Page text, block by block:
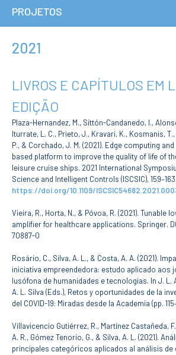
A3ES
Política de
Identidade de
Marca
Protocolos
Recrutamento
Contratação
Pública
Canal de Denúncia
Campus
Notícias
Centenário ENIDH
Reconhecimento
de Habilitações
CURSOS
Mestrados
Licenciaturas
Cursos de Curta
Duração
PROJETOS
2021
LIVROS E CAPÍTULOS EM
EDIÇÃO
Plaza-Hernandez, M., Sittón-Candanedo, I.,
Iturrate, L. C., Prieto, J., Kravari, K., Kosmanis,
P., & Corchado, J. M. (2021). Edge computing
based platform to improve the quality of life of
leisure cruise ships. 2021 International
Science and Intelligent Controls (ISCSIC), 159–163.
https://doi.org/10.1109/
Vieira, R., Horta, N., & Póvoa, R. (2021). Tunable
amplifier for healthcare applications. Springer.
70887-0
Rosário, C., Silva, A. L., & Costa, A. A. (2021).
iniciativa empreendedora: estudo aplicado aos
lusófona de humanidades e tecnologias. In J. L.
A. L. Silva (Eds.), Retos y oportunidades de la
del COVID-19: Miradas desde la Academia (pp.
Villavicencio Gutiérrez, R., Martínez Castañeda,
A. R., Gómez Tenorio, G., & Silva, A. L. (2021).
principales categóricos aplicados al análisis de